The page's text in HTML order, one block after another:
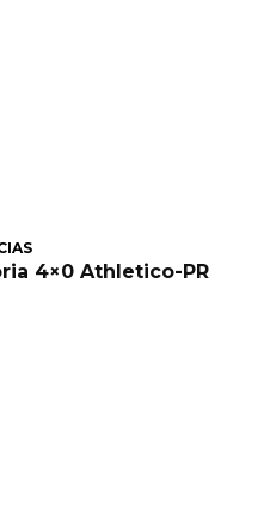
4×0 Athletico-PR